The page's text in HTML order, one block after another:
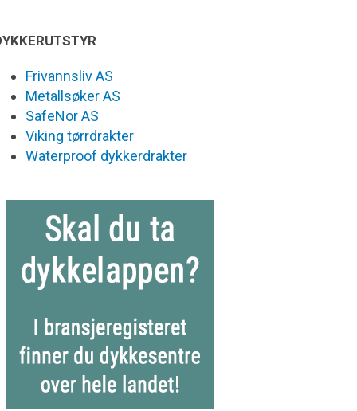
Frivannsliv AS
Metallsøker AS
SafeNor AS
Viking tørrdrakter
Waterproof dykkerdrakter